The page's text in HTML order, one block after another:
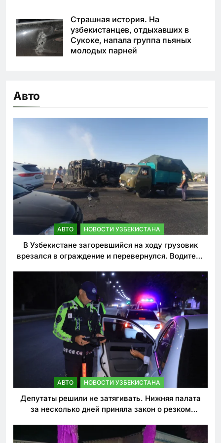
Страшная история. На
узбекистанцев, отдыхавших в
Сукоке, напала группа пьяных
молодых парней
Авто
АВТО НОВОСТИ УЗБЕКИСТАНА
В Узбекистане загоревшийся на ходу грузовик
врезался в ограждение и перевернулся. Водитель
АВТО НОВОСТИ УЗБЕКИСТАНА
Депутаты решили не затягивать. Нижняя палата
за несколько дней приняла закон о резком